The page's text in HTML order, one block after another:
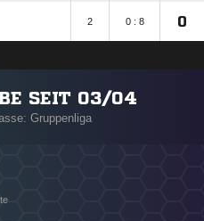
2 0 : 8 0
SEIT 03/04
Gruppenliga